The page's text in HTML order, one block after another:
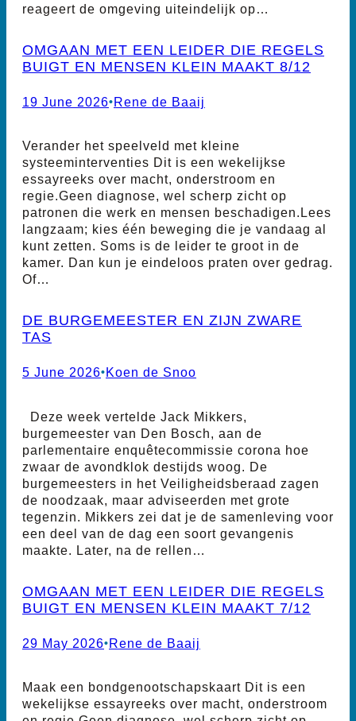
reageert de omgeving uiteindelijk op…
OMGAAN MET EEN LEIDER DIE REGELS
BUIGT EN MENSEN KLEIN MAAKT 8/12
19 June 2026•Rene de Baaij
Verander het speelveld met kleine
systeeminterventies Dit is een wekelijkse
essayreeks over macht, onderstroom en
regie.Geen diagnose, wel scherp zicht op
patronen die werk en mensen beschadigen.Lees
langzaam; kies één beweging die je vandaag al
kunt zetten. Soms is de leider te groot in de
kamer. Dan kun je eindeloos praten over gedrag.
Of…
DE BURGEMEESTER EN ZIJN ZWARE
TAS
5 June 2026•Koen de Snoo
Deze week vertelde Jack Mikkers,
burgemeester van Den Bosch, aan de
parlementaire enquêtecommissie corona hoe
zwaar de avondklok destijds woog. De
burgemeesters in het Veiligheidsberaad zagen
de noodzaak, maar adviseerden met grote
tegenzin. Mikkers zei dat je de samenleving voor
een deel van de dag een soort gevangenis
maakte. Later, na de rellen…
OMGAAN MET EEN LEIDER DIE REGELS
BUIGT EN MENSEN KLEIN MAAKT 7/12
29 May 2026•Rene de Baaij
Maak een bondgenootschapskaart Dit is een
wekelijkse essayreeks over macht, onderstroom